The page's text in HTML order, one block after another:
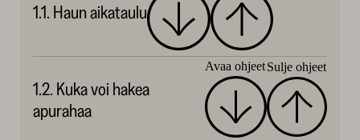
1.1. Haun aikataulu
1.2. Kuka voi hakea
apurahaa
Avaa ohjeetSulje ohjeet